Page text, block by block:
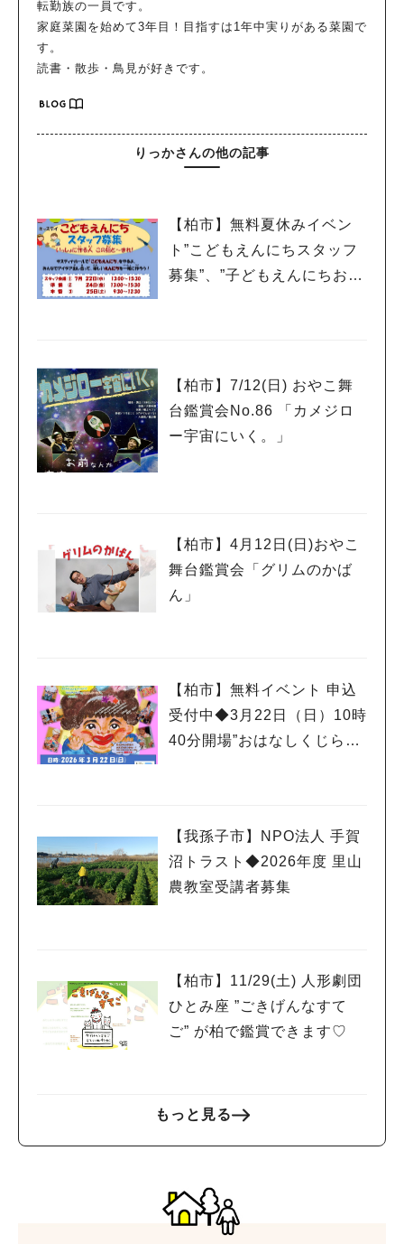
転勤族の一員です。
家庭菜園を始めて3年目！目指すは1年中実りがある菜園で
す。
読書・散歩・鳥見が好きです。
りっかさんの他の記事
【柏市】無料夏休みイベン
ト”こどもえんにちスタッフ
募集”、”子どもえんにちお客
【柏市】7/12(日) おやこ舞
台鑑賞会No.86 「カメジロ
ー宇宙にいく。」
【柏市】4月12日(日)おやこ
舞台鑑賞会「グリムのかば
ん」
【柏市】無料イベント 申込
受付中◆3月22日（日）10時
40分開場”おはなしくじらの
【我孫子市】NPO法人 手賀
沼トラスト◆2026年度 里山
農教室受講者募集
【柏市】11/29(土) 人形劇団
ひとみ座 ”ごきげんなすて
ご” が柏で鑑賞できます♡
もっと見る